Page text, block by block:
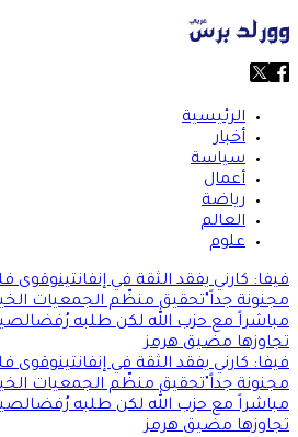
الرئيسية
أخبار
سياسة
أعمال
رياضة
العالم
علوم
فيفا: كارني يفقد الثقة في إنفانتينوقوى
مجنونة جداً"تحقيق منظّم الجمعيات
مباشراً مع حزب الله لكن طلبه رُفض
تجاوزها مضيق هرمز
فيفا: كارني يفقد الثقة في إنفانتينوقوى
مجنونة جداً"تحقيق منظّم الجمعيات
مباشراً مع حزب الله لكن طلبه رُفض
تجاوزها مضيق هرمز